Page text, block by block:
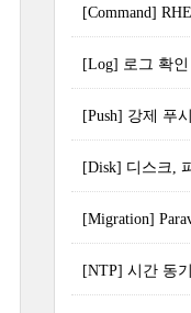
[Command]
[Log] 로그 확
[Push] 강제 푸시
[Disk] 디스크,
[Migration]
[NTP] 시간 동